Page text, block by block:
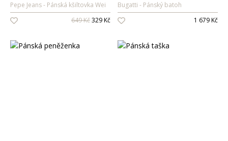
Pepe Jeans
Pánská kšiltovka Wei
649 Kč329 Kč
Bugatti
Pánský batoh
1 679 Kč